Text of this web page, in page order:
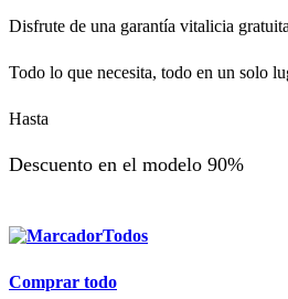
Disfrute de una garantía vitalicia
Todo lo que necesita, todo en un solo
Hasta
Descuento en el modelo 90%
Todos
Comprar todo